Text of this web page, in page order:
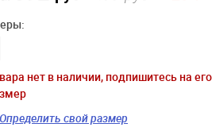
нет в наличии, подпишитесь на
Определить свой размер